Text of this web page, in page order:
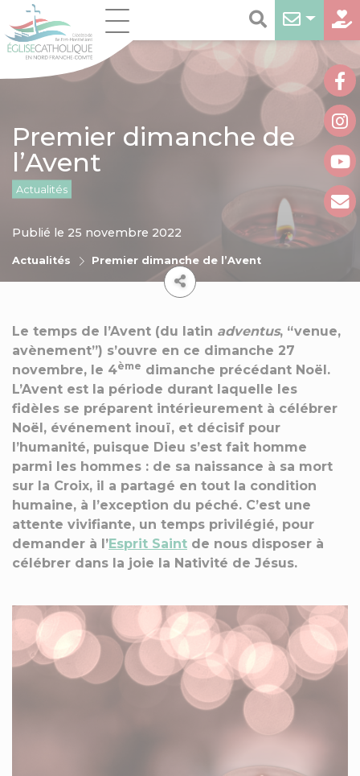
Premier dimanche de
l’Avent
Actualités
Actualités Premier dimanche de l’Avent
Publié le 25 novembre 2022
Le temps de l’Avent (du latin adventus, “venue,
avènement”) s’ouvre en ce dimanche 27
novembre, le 4ème dimanche précédant Noël.
L’Avent est la période durant laquelle les
fidèles se préparent intérieurement à célébrer
Noël, événement inouï, et décisif pour
l’humanité, puisque Dieu s’est fait homme
parmi les hommes : de sa naissance à sa mort
sur la Croix, il a partagé en tout la condition
humaine, à l’exception du péché. C’est une
attente vivifiante, un temps privilégié, pour
demander à l’Esprit Saint de nous disposer à
célébrer dans la joie la Nativité de Jésus.